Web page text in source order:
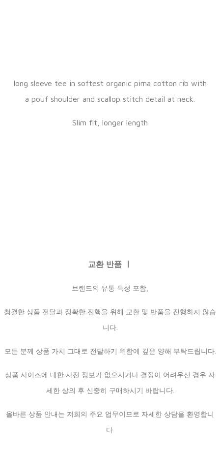
long sleeve tee in softest organic pima cotton rib with
a pouf shoulder and scallop stitch detail at neck.
Slim fit, longer length
교환 반품 ㅣ
브랜드의 유통 특성 포함,
청결한 상품 전달과 정확한 진행을 위해 교환 및 반품을 진행하지 않습
니다.
모든 분께 상품 가치 그대로 전달하기 위함에 깊은 양해 부탁드립니다.
상품 사이즈에 대한 사전 정보가 없으시거나 결정이 어려우신 경우 자
세한 상의 후 신중히 구매하시기 바랍니다.
올바른 상품 안내는 저희의 주요 업무이므로 자세한 상담을 환영합니
다.